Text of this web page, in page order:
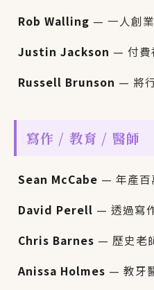
Rob Walling — 一人創
Justin Jackson — 付費
Russell Brunson — 將
寫作 / 教育 / 醫師
Sean McCabe — 年產百
David Perell — 透過寫
Chris Barnes — 歷史老
Anissa Holmes — 教牙